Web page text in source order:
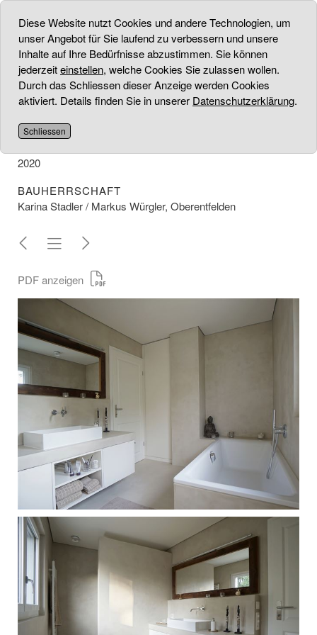
BADEZIMMER
PROJEKT
2020
BAUHERRSCHAFT
Karina Stadler / Markus Würgler, Oberentfelden
PDF anzeigen
Diese Website nutzt Cookies und andere Technologien, um
unser Angebot für Sie laufend zu verbessern und unsere
Inhalte auf Ihre Bedürfnisse abzustimmen. Sie können
jederzeiteinstellen, welche Cookies Sie zulassen wollen.
Durch das Schliessen dieser Anzeige werden Cookies
aktiviert. Details finden Sie in unserer Datenschutzerklärung.
Schliessen